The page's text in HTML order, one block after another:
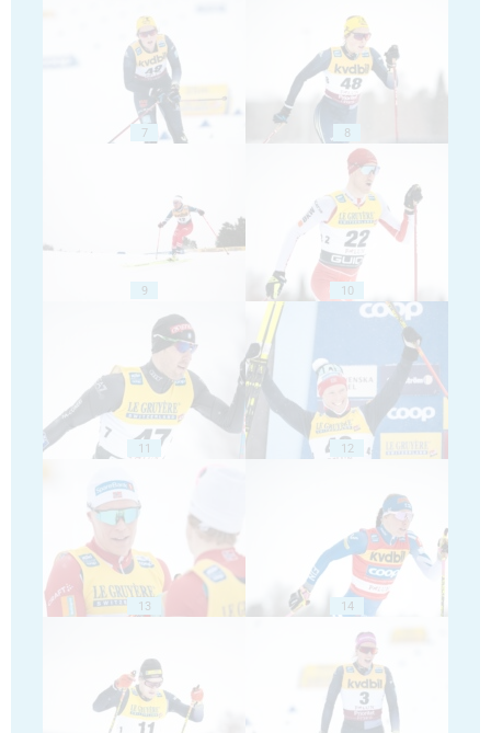
7 8
9 10
11 12
13 14